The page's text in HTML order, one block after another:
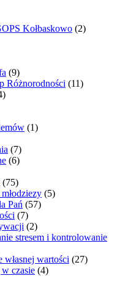
Kołbaskowo (2)
(9)
Różnorodności (11)
(1)
(7)
(6)
(75)
(5)
Pań (57)
(7)
(2)
stresem i kontrolowanie
własnej wartości (27)
w czasie (4)